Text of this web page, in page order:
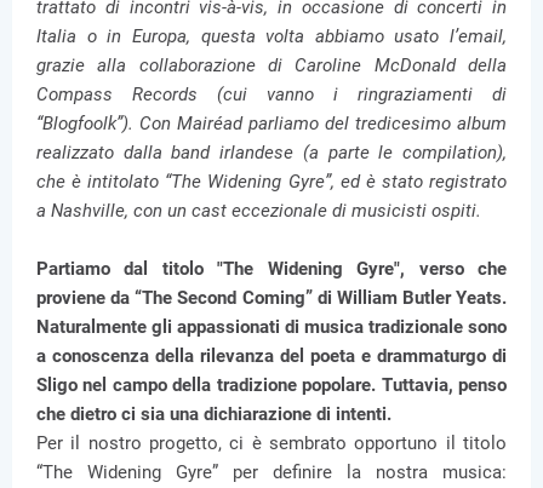
trattato di incontri vis-à-vis, in occasione di concerti in
Italia o in Europa, questa volta abbiamo usato l’email,
grazie alla collaborazione di Caroline McDonald della
Compass Records (cui vanno i ringraziamenti di
“Blogfoolk”). Con Mairéad parliamo del tredicesimo album
realizzato dalla band irlandese (a parte le compilation),
che è intitolato “The Widening Gyre”, ed è stato registrato
a Nashville, con un cast eccezionale di musicisti ospiti.
Partiamo dal titolo "The Widening Gyre", verso che
proviene da “The Second Coming” di William Butler Yeats.
Naturalmente gli appassionati di musica tradizionale sono
a conoscenza della rilevanza del poeta e drammaturgo di
Sligo nel campo della tradizione popolare. Tuttavia, penso
che dietro ci sia una dichiarazione di intenti.
Per il nostro progetto, ci è sembrato opportuno il titolo
“The Widening Gyre” per definire la nostra musica: